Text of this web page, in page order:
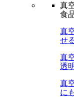
真
食
真
せ
真
透
真
に